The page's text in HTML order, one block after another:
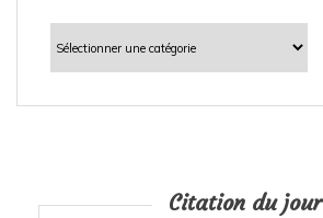
Catégories
Citation du jour